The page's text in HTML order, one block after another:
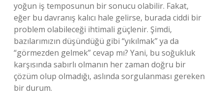
yoğun iş temposunun bir sonucu olabilir. Fakat,
eğer bu davranış kalıcı hale gelirse, burada ciddi bir
problem olabileceği ihtimali güçlenir. Şimdi,
bazılarımızın düşündüğü gibi “yıkılmak” ya da
“görmezden gelmek” cevap mı? Yani, bu soğukluk
karşısında sabırlı olmanın her zaman doğru bir
çözüm olup olmadığı, aslında sorgulanması gereken
bir durum.